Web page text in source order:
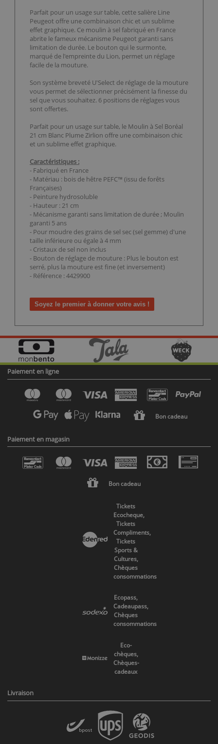
Parfait pour un usage sur table, cette salière Line
Peugeot offre une combinaison chic et un sublime
effet graphique. Ce moulin à sel fabriqué en France
abrite le fameux mécanisme Peugeot garanti sans
limitation de durée. Le bouton qui le surmonte,
marqué de l'empreinte du Lion, permet un réglage
facile de la mouture.
Son système breveté U'Select de réglage de la mouture
vous permet de sélectionner précisément la finesse du
sel que vous souhaitez. 6 positions de réglages vous
sont offertes.
Parfait pour un usage sur table, le Moulin à Sel Boréal
21 cm Blanc Plume Zirlion offre une combinaison chic
et un sublime effet graphique.
Caractéristiques :
- Fabriqué en France
- Matériau : bois de hêtre PEFC™ (issu de forêts
Françaises)
- Peinture hydrosoluble
- Hauteur : 21 cm
- Mécanisme garanti sans limitation de durée ; Moulin
garanti 5 ans
- Pour moudre des grains de sel sec (sel gemme) d'une
taille inférieure ou égale à 4 mm
- Cristaux de sel non inclus
- Bouton de réglage de mouture : Plus le bouton est
serré, plus la mouture est fine (et inversement)
- Référence : 4429900
Soyez le premier à donner votre avis !
Paiement en ligne
Bon cadeau
Paiement en magasin
Bon cadeau
Tickets
Ecocheque,
Tickets
Compliments,
Tickets
Sports &
Cultures,
Chèques
consommations
Ecopass,
Cadeaupass,
Chèques
consommations
Eco-
chèques,
Chèques-
cadeaux
Livraison